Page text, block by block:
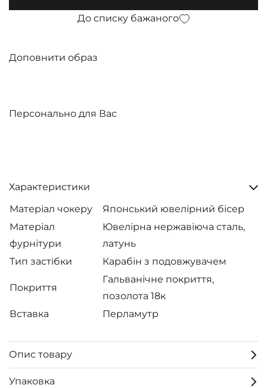
До списку бажаного
Доповнити образ
Персонально для Вас
Характеристики
Матеріал чокеру
Японський ювелірний бісер
Матеріал
фурнітури
Ювелірна нержавіюча сталь,
латунь
Тип застібки
Карабін з подовжувачем
Покриття
Гальванічне покриття,
позолота 18к
Вставка
Перламутр
Опис товару
Упаковка